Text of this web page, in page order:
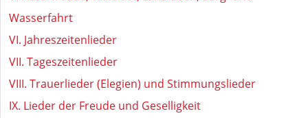
Wasserfahrt
VI. Jahreszeitenlieder
VII. Tageszeitenlieder
VIII. Trauerlieder (Elegien) und Stimmungslieder
IX. Lieder der Freude und Geselligkeit